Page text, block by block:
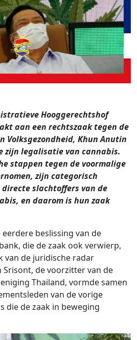
Hooggerechtshof
aan een rechtszaak tegen de
Volksgezondheid, Khun Anutin
zijn legalisatie van cannabis.
stappen tegen de voormalige
zijn categorisch
slachtoffers van de
en daarom is hun zaak
beslissing van de
die de zaak ook verwierp,
van de juridische radar
Srisont, de voorzitter van de
Thailand, vormde samen
van de vorige
die de zaak in beweging